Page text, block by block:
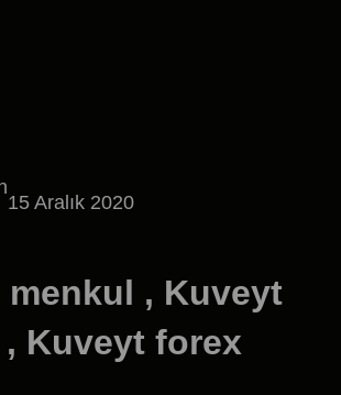
15 Aralık 2020
menkul , Kuveyt
, Kuveyt forex